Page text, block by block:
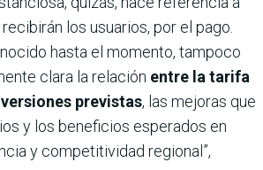
los usuarios, por el pago.
hasta el momento, tampoco
clara la relación entre la tarifa
previstas, las mejoras que
y los beneficios esperados en
y competitividad regional”,